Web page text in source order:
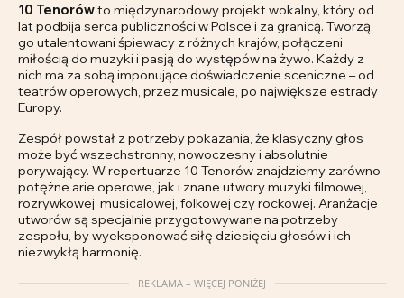
10 Tenorówto międzynarodowy projekt wokalny, który od
lat podbija serca publiczności w Polsce i za granicą. Tworzą
go utalentowani śpiewacy z różnych krajów, połączeni
miłością do muzyki i pasją do występów na żywo. Każdy z
nich ma za sobą imponujące doświadczenie sceniczne – od
teatrów operowych, przez musicale, po największe estrady
Europy.
Zespół powstał z potrzeby pokazania, że klasyczny głos
może być wszechstronny, nowoczesny i absolutnie
porywający. W repertuarze 10 Tenorów znajdziemy zarówno
potężne arie operowe, jak i znane utwory muzyki filmowej,
rozrywkowej, musicalowej, folkowej czy rockowej. Aranżacje
utworów są specjalnie przygotowywane na potrzeby
zespołu, by wyeksponować siłę dziesięciu głosów i ich
niezwykłą harmonię.
REKLAMA – WIĘCEJ PONIŻEJ